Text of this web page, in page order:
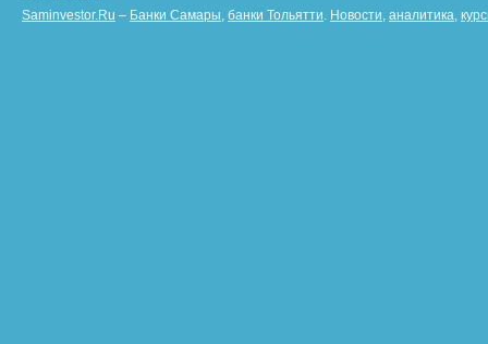
Saminvestor.Ru – Банки Самары банки Тольятти Новости аналитика